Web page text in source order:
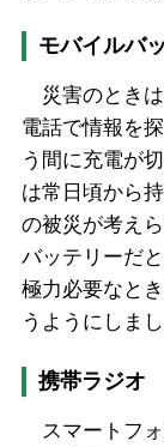
モバイルバ
災害のときは
電話で情報を
う間に充電が
は常日頃から
の被災が考え
バッテリーだ
極力必要なと
うようにしまし
携帯ラジオ
スマートフォ